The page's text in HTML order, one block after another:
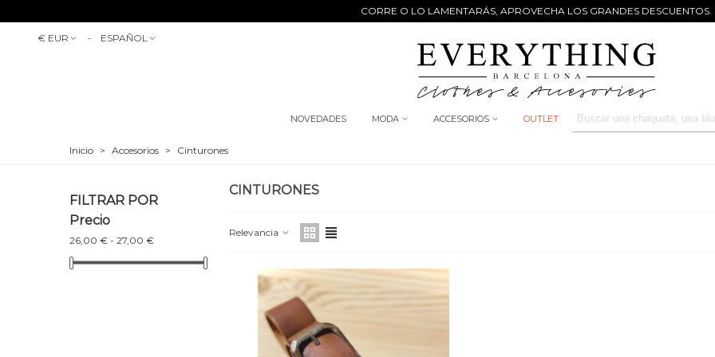
CORRE O LO LAMENTARÁS, APROVECHA LOS GRANDES DESCUENTOS.
€ EUR ESPAÑOL
NOVEDADES MODA ACCESORIOS OUTLET
Inicio > Accesorios > Cinturones
FILTRAR POR
Precio
26,00 € - 27,00 €
CINTURONES
Relevancia